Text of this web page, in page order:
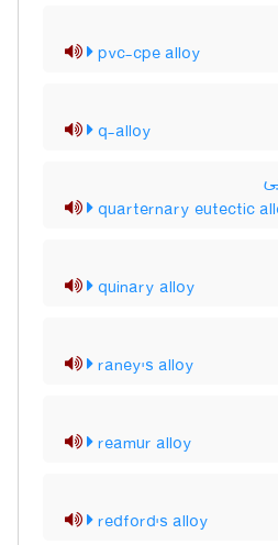
pvc-cpe alloy
q-alloy
quarternary eutectic
quinary alloy
raney's alloy
reamur alloy
redford's alloy